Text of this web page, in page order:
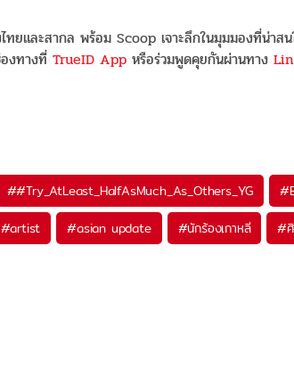
ไทยและสากล พร้อม Scoop เจาะลึกในมุมมองที่น่าส
งทางที่ TrueID Appหรือร่วมพูดคุยกันผ่านทาง
##Try_AtLeast_HalfAsMuch_As_Others_YG #
#artist #asian update #นักร้องเกาหลี #